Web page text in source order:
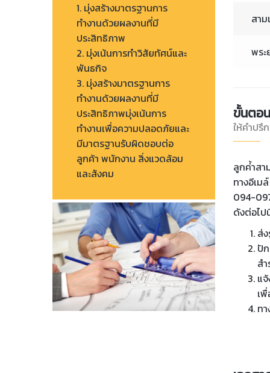
1. มุ่งสร้างมาตรฐานการ
ทำงานด้วยผลงานที่มี
ประสิทธิภาพ
2. มุ่งเน้นการทำวิสัยทัศน์และ
พันธกิจ
3. มุ่งสร้างมาตรฐานการ
ทำงานด้วยผลงานที่มี
ประสิทธิภาพมุ่งเน้นการ
ทำงานเพื่อความปลอดภัยและ
มีมาตรฐานรับผิดชอบต่อ
ลูกค้า พนักงาน สิ่งแวดล้อม
และสังคม
สาม
พร
ขั้นตอ
ให้คำปรึ
ลูกค่้าสา
ทางอีเม
094-
ดังต่อไป
ส่
ปั
ส
แ
เ
ท